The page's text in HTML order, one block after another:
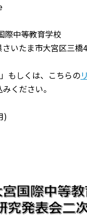
中等教育学校
ま市大宮区三橋4
もしくは、こちらの
ださい。
)